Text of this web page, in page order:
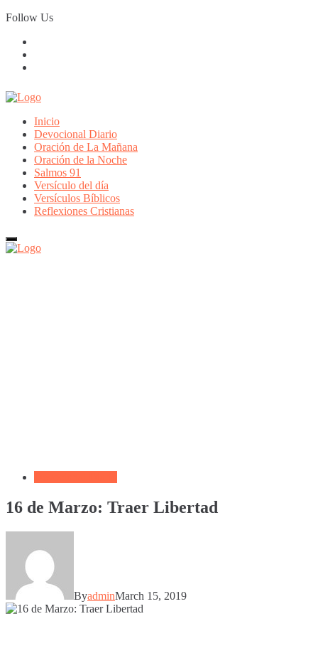
Skip
to
Follow Us
Inicio
Devocional Diario
Oración de La Mañana
Oración de la Noche
Salmos 91
Versículo del día
Versículos Bíblicos
Reflexiones Cristianas
16 de Marzo: Traer Libertad
ByadminMarch 15, 2019